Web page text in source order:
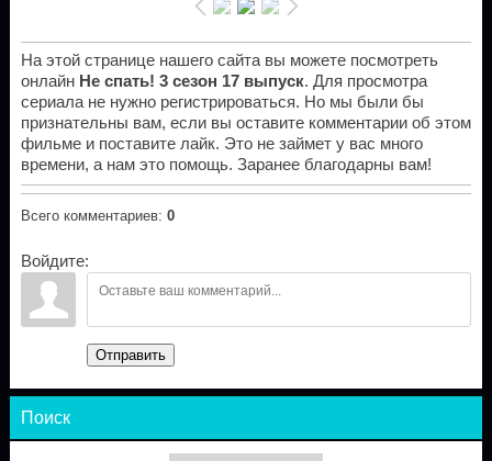
На этой странице нашего сайта вы можете посмотреть
онлайн Не спать! 3 сезон 17 выпуск. Для просмотра
сериала не нужно регистрироваться. Но мы были бы
признательны вам, если вы оставите комментарии об этом
фильме и поставите лайк. Это не займет у вас много
времени, а нам это помощь. Заранее благодарны вам!
Всего комментариев: 0
Войдите:
Отправить
Поиск